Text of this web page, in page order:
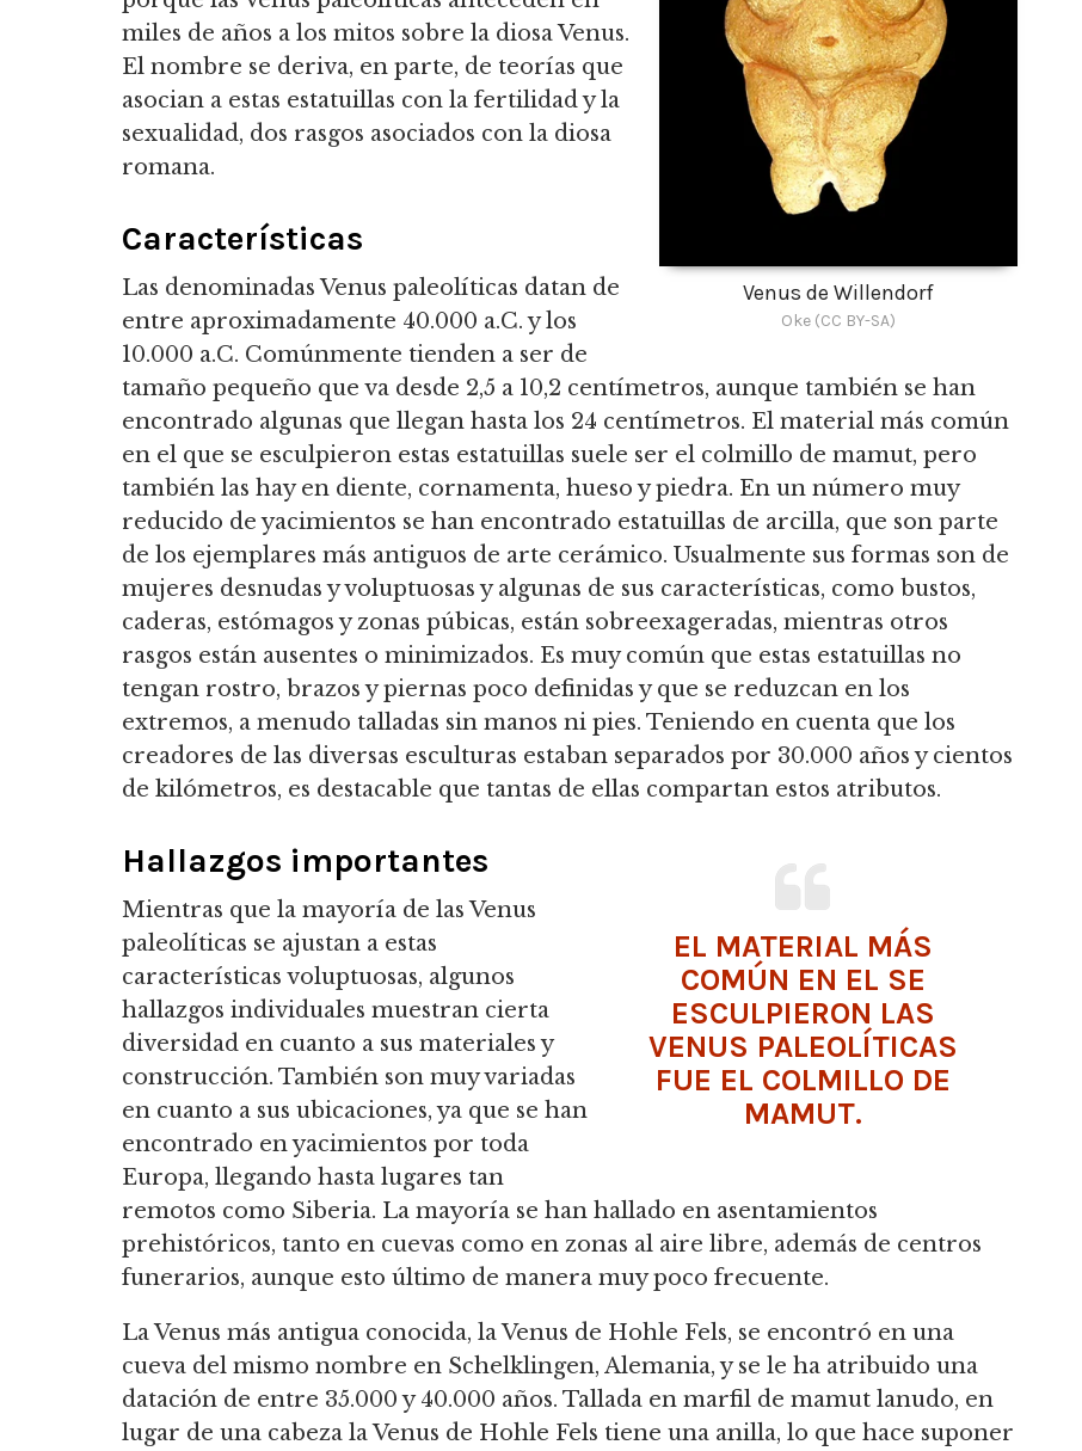
Venus de Willendorf
Oke (CC BY-SA)
miles de años a los mitos sobre la diosa Venus.
El nombre se deriva, en parte, de teorías que
asocian a estas estatuillas con la fertilidad y la
sexualidad, dos rasgos asociados con la diosa
romana.
Características
Las denominadas Venus paleolíticas datan de
entre aproximadamente 40.000 a.C. y los
10.000 a.C. Comúnmente tienden a ser de
tamaño pequeño que va desde 2,5 a 10,2 centímetros, aunque también se han
encontrado algunas que llegan hasta los 24 centímetros. El material más común
en el que se esculpieron estas estatuillas suele ser el colmillo de mamut, pero
también las hay en diente, cornamenta, hueso y piedra. En un número muy
reducido de yacimientos se han encontrado estatuillas de arcilla, que son parte
de los ejemplares más antiguos de arte cerámico. Usualmente sus formas son de
mujeres desnudas y voluptuosas y algunas de sus características, como bustos,
caderas, estómagos y zonas púbicas, están sobreexageradas, mientras otros
rasgos están ausentes o minimizados. Es muy común que estas estatuillas no
tengan rostro, brazos y piernas poco definidas y que se reduzcan en los
extremos, a menudo talladas sin manos ni pies. Teniendo en cuenta que los
creadores de las diversas esculturas estaban separados por 30.000 años y cientos
de kilómetros, es destacable que tantas de ellas compartan estos atributos.
EL MATERIAL MÁS
COMÚN EN EL SE
ESCULPIERON LAS
VENUS PALEOLÍTICAS
FUE EL COLMILLO DE
MAMUT.
Hallazgos importantes
Mientras que la mayoría de las Venus
paleolíticas se ajustan a estas
características voluptuosas, algunos
hallazgos individuales muestran cierta
diversidad en cuanto a sus materiales y
construcción. También son muy variadas
en cuanto a sus ubicaciones, ya que se han
encontrado en yacimientos por toda
Europa, llegando hasta lugares tan
remotos como Siberia. La mayoría se han hallado en asentamientos
prehistóricos, tanto en cuevas como en zonas al aire libre, además de centros
funerarios, aunque esto último de manera muy poco frecuente.
La Venus más antigua conocida, la Venus de Hohle Fels, se encontró en una
cueva del mismo nombre en Schelklingen, Alemania, y se le ha atribuido una
datación de entre 35.000 y 40.000 años. Tallada en marfil de mamut lanudo, en
lugar de una cabeza la Venus de Hohle Fels tiene una anilla, lo que hace suponer